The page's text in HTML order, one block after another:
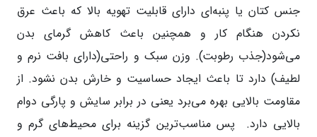
جنس کتان یا پنبه‌ای دارای قابلیت تهویه بالا که باعث عرق
نکردن هنگام کار و همچنین باعث کاهش گرمای بدن
می‌شود(جذب رطوبت). وزن سبک و راحتی(دارای بافت نرم و
لطیف) دارد تا باعث ایجاد حساسیت و خارش بدن نشود. از
مقاومت بالایی بهره می‌برد یعنی در برابر سایش و پارگی دوام
بالایی دارد. پس مناسب‌ترین گزینه برای محیط‌های گرم و